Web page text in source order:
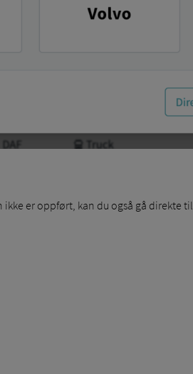
er oppført, kan du også gå direkte